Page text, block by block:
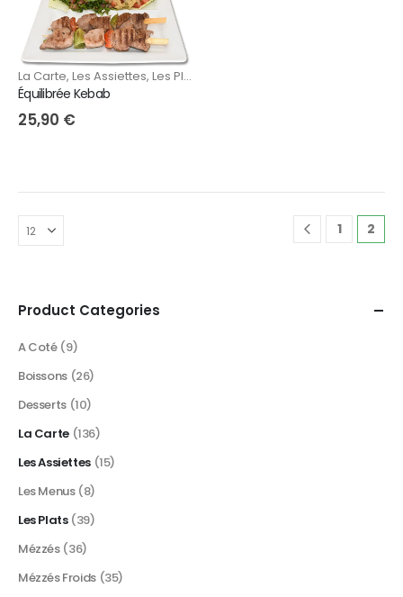
La Carte, Les Assiettes, Les Plats
Équilibrée Kebab
25,90 €
1 2
Product Categories
A Coté (9)
Boissons (26)
Desserts (10)
La Carte (136)
Les Assiettes (15)
Les Menus (8)
Les Plats (39)
Mézzés (36)
Mézzés Froids (35)